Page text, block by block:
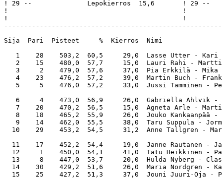
! 29 --              Lepokierros  15,6       ! 29 --
!                                            !
!                                            !
Sija  Pari  Pisteet     %
1    28    503,2  60,5     29,0  Lasse
2    15    480,0  57,7     15,0  Lauri
3     2    479,0  57,6     37,0  Pia
4    23    476,2  57,2     39,0  Martin
5     5    476,0  57,2     33,0  Jussi
6     4    473,0  56,9     26,0  Gabriella
7    20    470,2  56,5     15,0
8    18    465,2  55,9     26,0  Jouko
9    14    462,0  55,5     38,0  Taru
10    29    453,2  54,5     31,2  Anne
11    17    452,2  54,4     19,0  Janne
12     1    450,0  54,1     41,0  Tatu
13     8    447,0  53,7     20,0  Hulda
14    30    429,2  51,6     26,0  Maria
15    25    427,2  51,3     37,0  Jouni